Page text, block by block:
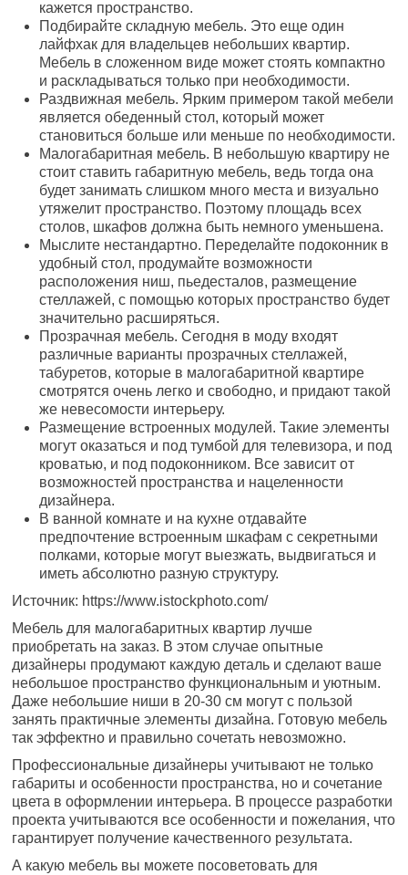
кажется пространство.
Подбирайте складную мебель. Это еще один
лайфхак для владельцев небольших квартир.
Мебель в сложенном виде может стоять компактно
и раскладываться только при необходимости.
Раздвижная мебель. Ярким примером такой мебели
является обеденный стол, который может
становиться больше или меньше по необходимости.
Малогабаритная мебель. В небольшую квартиру не
стоит ставить габаритную мебель, ведь тогда она
будет занимать слишком много места и визуально
утяжелит пространство. Поэтому площадь всех
столов, шкафов должна быть немного уменьшена.
Мыслите нестандартно. Переделайте подоконник в
удобный стол, продумайте возможности
расположения ниш, пьедесталов, размещение
стеллажей, с помощью которых пространство будет
значительно расширяться.
Прозрачная мебель. Сегодня в моду входят
различные варианты прозрачных стеллажей,
табуретов, которые в малогабаритной квартире
смотрятся очень легко и свободно, и придают такой
же невесомости интерьеру.
Размещение встроенных модулей. Такие элементы
могут оказаться и под тумбой для телевизора, и под
кроватью, и под подоконником. Все зависит от
возможностей пространства и нацеленности
дизайнера.
В ванной комнате и на кухне отдавайте
предпочтение встроенным шкафам с секретными
полками, которые могут выезжать, выдвигаться и
иметь абсолютно разную структуру.
Источник: https://www.istockphoto.com/
Мебель для малогабаритных квартир лучше
приобретать на заказ. В этом случае опытные
дизайнеры продумают каждую деталь и сделают ваше
небольшое пространство функциональным и уютным.
Даже небольшие ниши в 20-30 см могут с пользой
занять практичные элементы дизайна. Готовую мебель
так эффектно и правильно сочетать невозможно.
Профессиональные дизайнеры учитывают не только
габариты и особенности пространства, но и сочетание
цвета в оформлении интерьера. В процессе разработки
проекта учитываются все особенности и пожелания, что
гарантирует получение качественного результата.
А какую мебель вы можете посоветовать для